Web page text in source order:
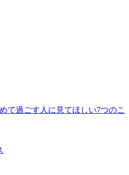
て過ごす人に見てほしい7つのこ